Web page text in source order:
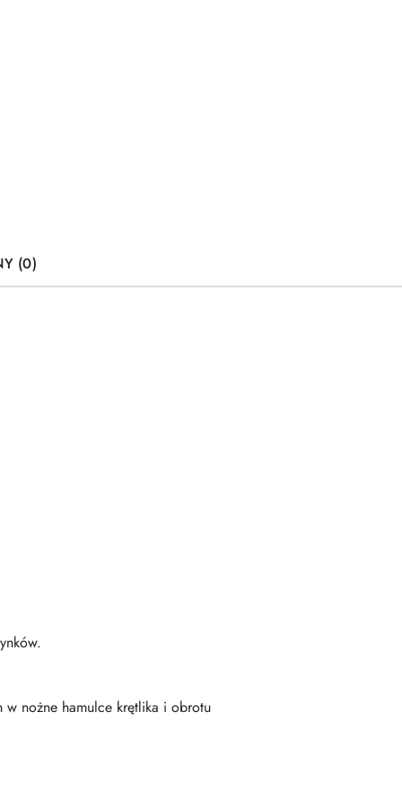
(0)
w nożne hamulce krętlika i obrotu